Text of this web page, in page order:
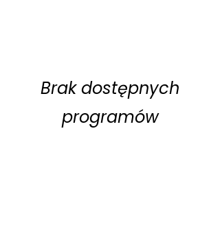
Brak dostępnych
programów